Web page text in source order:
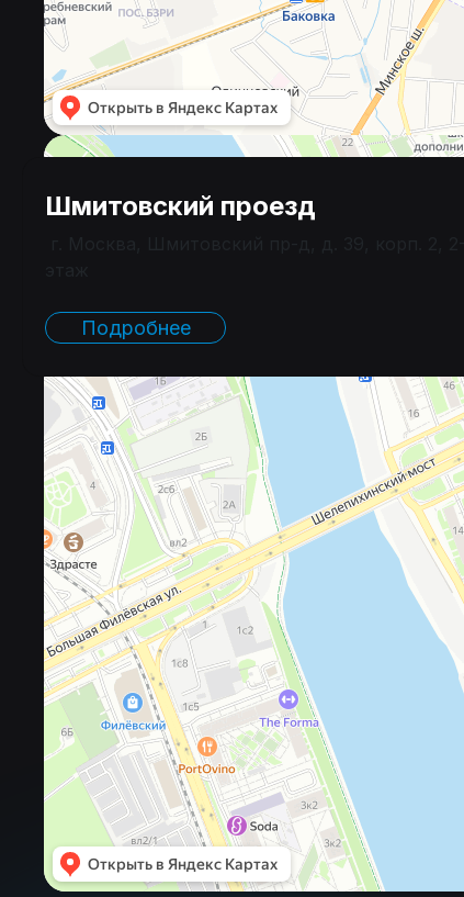
Шмитовский проезд
Подробнее